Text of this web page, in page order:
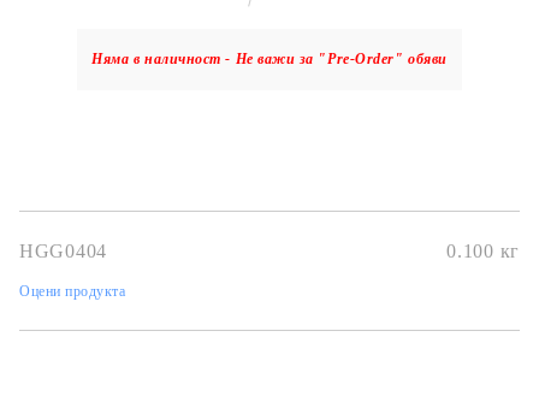
Няма в наличност - Не важи за "Pre-Order" обяви
HGG0404 0.100 кг
Оцени продукта